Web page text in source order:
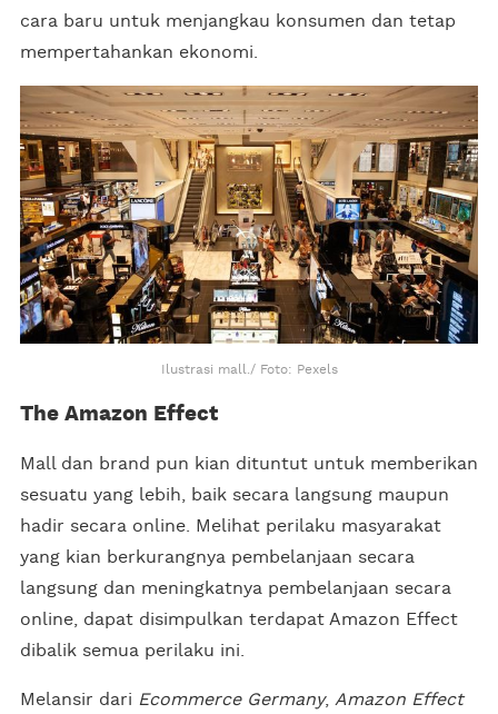
cara baru untuk menjangkau konsumen dan tetap
mempertahankan ekonomi.
Ilustrasi mall./ Foto: Pexels
The Amazon Effect
Mall dan brand pun kian dituntut untuk memberikan
sesuatu yang lebih, baik secara langsung maupun
hadir secara online. Melihat perilaku masyarakat
yang kian berkurangnya pembelanjaan secara
langsung dan meningkatnya pembelanjaan secara
online, dapat disimpulkan terdapat Amazon Effect
dibalik semua perilaku ini.
Melansir dari Ecommerce Germany, Amazon Effect